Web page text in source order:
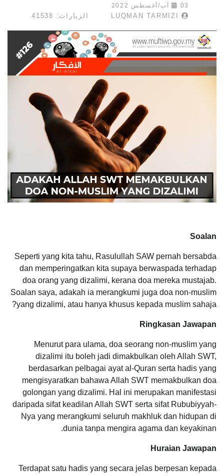
03 آب/أغسطس 2022
LUQMAN TARMIZI الزيارات: 41538
Soalan
Seperti yang kita tahu, Rasulullah SAW pernah bersabda
dan memperingatkan kita supaya berwaspada terhadap
doa orang yang dizalimi, kerana doa mereka mustajab.
Soalan saya, adakah ia merangkumi juga doa non-muslim
yang dizalimi, atau hanya khusus kepada muslim sahaja?
Ringkasan Jawapan
Menurut para ulama, doa seorang non-muslim yang
dizalimi itu boleh jadi dimakbulkan oleh Allah SWT,
berdasarkan pelbagai ayat al-Quran serta hadis yang
mengisyaratkan bahawa Allah SWT memakbulkan doa
golongan yang dizalimi. Hal ini merupakan manifestasi
daripada sifat keadilan Allah SWT serta sifat Rububiyyah-
Nya yang merangkumi seluruh makhluk dan hidupan di
dunia tanpa mengira agama dan keyakinan.
Huraian Jawapan
Terdapat satu hadis yang secara jelas berpesan kepada